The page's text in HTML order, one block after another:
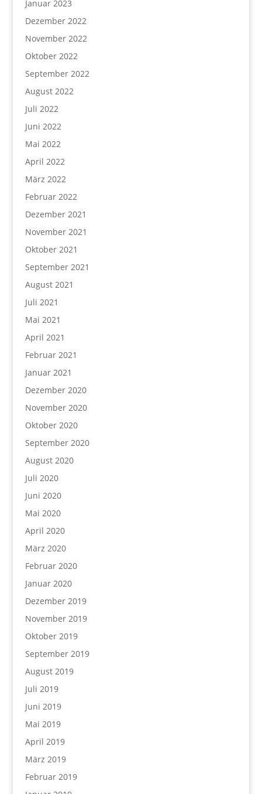
Januar 2023
Dezember 2022
November 2022
Oktober 2022
September 2022
August 2022
Juli 2022
Juni 2022
Mai 2022
April 2022
März 2022
Februar 2022
Dezember 2021
November 2021
Oktober 2021
September 2021
August 2021
Juli 2021
Mai 2021
April 2021
Februar 2021
Januar 2021
Dezember 2020
November 2020
Oktober 2020
September 2020
August 2020
Juli 2020
Juni 2020
Mai 2020
April 2020
März 2020
Februar 2020
Januar 2020
Dezember 2019
November 2019
Oktober 2019
September 2019
August 2019
Juli 2019
Juni 2019
Mai 2019
April 2019
März 2019
Februar 2019